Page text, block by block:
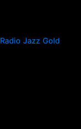
Radio Jazz Gold